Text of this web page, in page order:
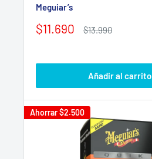
Meguiar’s
Precio
$11.690
Precio
$13.990
Añadir al carrito
Ahorrar$2.500